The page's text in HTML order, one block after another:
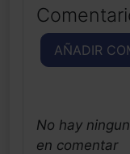
AÑADIR
No hay
en comentar